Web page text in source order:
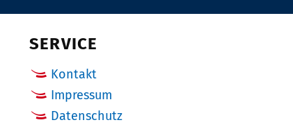
SERVICE
Kontakt
Impressum
Datenschutz